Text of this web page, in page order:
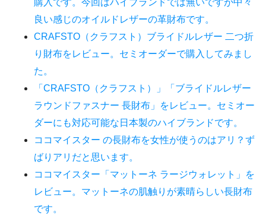
良い感じのオイルドレザーの革財布です。
CRAFSTO（クラフスト）ブライドルレザー 二つ折
り財布をレビュー。セミオーダーで購入してみまし
た。
「CRAFSTO（クラフスト）」「ブライドルレザー
ラウンドファスナー 長財布」をレビュー。セミオー
ダーにも対応可能な日本製のハイブランドです。
ココマイスター の長財布を女性が使うのはアリ？ず
ばりアリだと思います。
ココマイスター「マットーネ ラージウォレット」を
レビュー。マットーネの肌触りが素晴らしい長財布
です。